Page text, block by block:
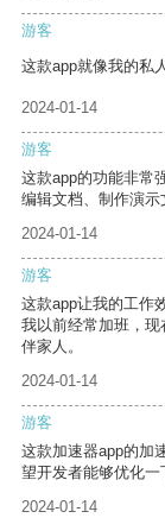
游客
这款app就像我的私
2024-01-14
游客
这款app的功能非常
编辑文档、制作演示
2024-01-14
游客
这款app让我的工作
我以前经常加班，
伴家人。
2024-01-14
游客
这款加速器app的加
望开发者能够优化一
2024-01-14